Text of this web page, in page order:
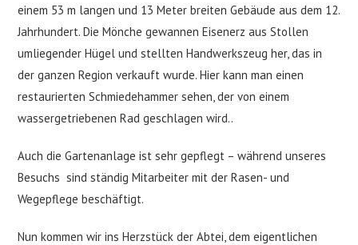
einem 53 m langen und 13 Meter breiten Gebäude aus dem 12.
Jahrhundert. Die Mönche gewannen Eisenerz aus Stollen
umliegender Hügel und stellten Handwerkszeug her, das in
der ganzen Region verkauft wurde. Hier kann man einen
restaurierten Schmiedehammer sehen, der von einem
wassergetriebenen Rad geschlagen wird..
Auch die Gartenanlage ist sehr gepflegt – während unseres
Besuchs sind ständig Mitarbeiter mit der Rasen- und
Wegepflege beschäftigt.
Nun kommen wir ins Herzstück der Abtei, dem eigentlichen